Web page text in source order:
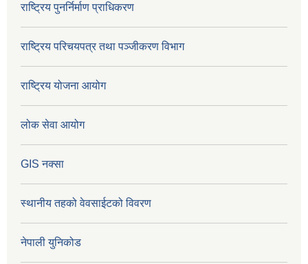
राष्ट्रिय पुनर्निर्माण प्राधिकरण
राष्ट्रिय परिचयपत्र तथा पञ्जीकरण विभाग
राष्ट्रिय योजना आयोग
लोक सेवा आयोग
GIS नक्सा
स्थानीय तहको वेवसाईटको विवरण
नेपाली युनिकोड